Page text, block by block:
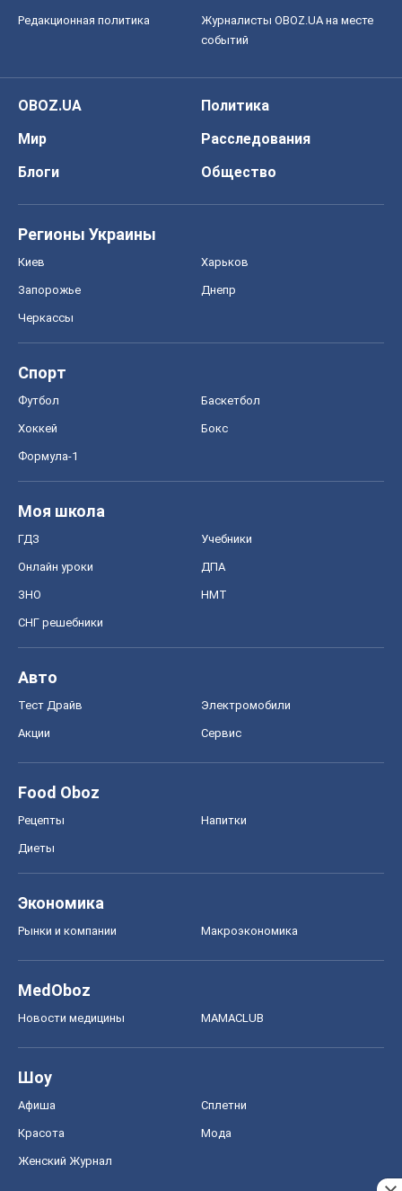
Редакционная политика
Журналисты OBOZ.UA на месте
событий
OBOZ.UA
Политика
Мир
Расследования
Блоги
Общество
Регионы Украины
Киев Харьков
Запорожье Днепр
Черкассы
Спорт
Футбол Баскетбол
Хоккей Бокс
Формула-1
Моя школа
ГДЗ Учебники
Онлайн уроки ДПА
ЗНО НМТ
СНГ решебники
Авто
Тест Драйв Электромобили
Акции Сервис
Food Oboz
Рецепты Напитки
Диеты
Экономика
Рынки и компании Mакроэкономика
MedOboz
Новости медицины MAMACLUB
Шоу
Афиша Сплетни
Красота Мода
Женский Журнал